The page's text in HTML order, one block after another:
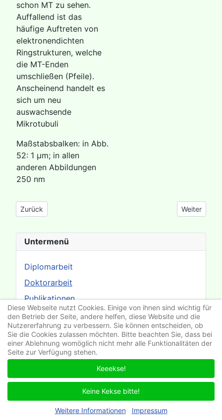
Untermenü
Diplomarbeit
Doktorarbeit
Publikationen
Elektronenmikroskopische Bilder
schon MT zu sehen.
Auffallend ist das
häufige Auftreten von
elektronendichten
Ringstrukturen, welche
die MT-Enden
umschließen (Pfeile).
Anscheinend handelt es
sich um neu
auswachsende
Mikrotubuli
Maßstabsbalken: in Abb.
52: 1 µm; in allen
anderen Abbildungen
250 nm
Vorheriger Beitrag: Tafel 9
Zurück Nächster
Weiter
Diese Webseite nutzt Cookies. Einige von ihnen sind wichtig für
den Betrieb der Seite, andere helfen, diese Website und die
Nutzererfahrung zu verbessern. Sie können entscheiden, ob
Sie die Cookies zulassen möchten. Bitte beachten Sie, dass bei
einer Ablehnung womöglich nicht mehr alle Funktionalitäten der
Seite zur Verfügung stehen.
Keeekse!
Keine Kekse bitte!
Weitere Informationen Impressum